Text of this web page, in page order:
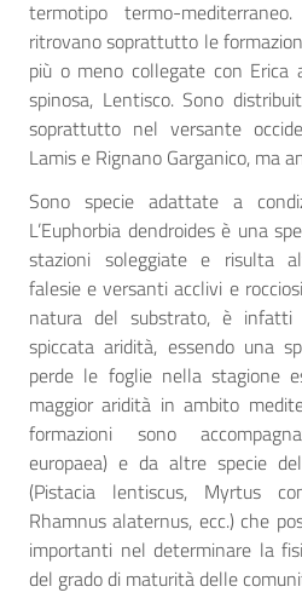
termotipo termo-
ritrovano soprattutto le
più o meno collegate con Erica
spinosa, Lentisco. Sono
soprattutto nel versante
Lamis e Rignano Garganico, ma
Sono specie adattate a
L’Euphorbia dendroides è una
stazioni soleggiate e risulta
falesie e versanti acclivi e
natura del substrato, è
spiccata aridità, essendo una
perde le foglie nella stagione
maggior aridità in ambito
formazioni sono
europaea) e da altre specie
(Pistacia lentiscus, Myrtus
Rhamnus alaternus, ecc.) che
importanti nel determinare la
del grado di maturità delle